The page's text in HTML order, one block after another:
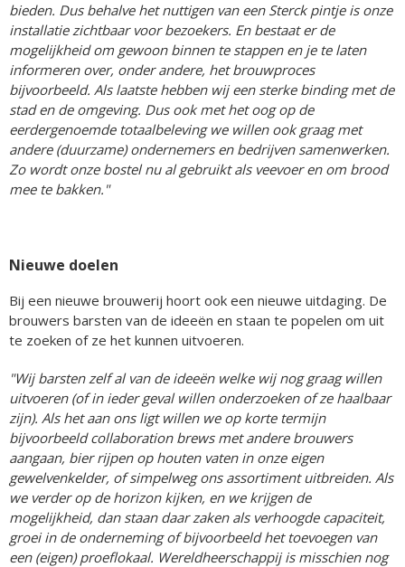
bieden. Dus behalve het nuttigen van een Sterck pintje is onze
installatie zichtbaar voor bezoekers. En bestaat er de
mogelijkheid om gewoon binnen te stappen en je te laten
informeren over, onder andere, het brouwproces
bijvoorbeeld. Als laatste hebben wij een sterke binding met de
stad en de omgeving. Dus ook met het oog op de
eerdergenoemde totaalbeleving we willen ook graag met
andere (duurzame) ondernemers en bedrijven samenwerken.
Zo wordt onze bostel nu al gebruikt als veevoer en om brood
mee te bakken."
Nieuwe doelen
Bij een nieuwe brouwerij hoort ook een nieuwe uitdaging. De
brouwers barsten van de ideeën en staan te popelen om uit
te zoeken of ze het kunnen uitvoeren.
"Wij barsten zelf al van de ideeën welke wij nog graag willen
uitvoeren (of in ieder geval willen onderzoeken of ze haalbaar
zijn). Als het aan ons ligt willen we op korte termijn
bijvoorbeeld collaboration brews met andere brouwers
aangaan, bier rijpen op houten vaten in onze eigen
gewelvenkelder, of simpelweg ons assortiment uitbreiden. Als
we verder op de horizon kijken, en we krijgen de
mogelijkheid, dan staan daar zaken als verhoogde capaciteit,
groei in de onderneming of bijvoorbeeld het toevoegen van
een (eigen) proeflokaal. Wereldheerschappij is misschien nog